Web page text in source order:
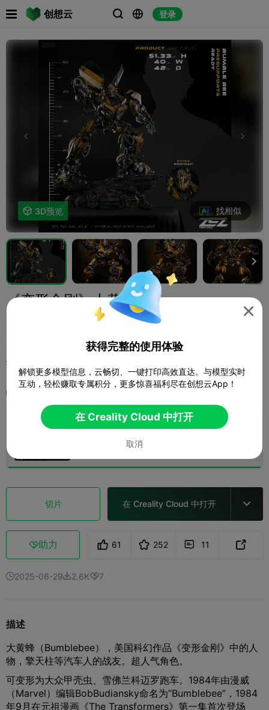
创想云   登录
 
 3D预览 找相似

《变形金刚》大黄蜂
打印配置 (1)
0.2mm layer, 2 walls, 15% infill
切片 在 Creality Cloud 中打开 
助力 61 252  11 
2025-06-292.6K7
描述
大黄蜂（Bumblebee），美国科幻作品《变形金刚》中的人
物，擎天柱等汽车人的战友。超人气角色。
可变形为大众甲壳虫、雪佛兰科迈罗跑车。1984年由漫威
（Marvel）编辑BobBudiansky命名为“Bumblebee”，1984
年9月在元祖漫画《The Transformers》第一集首次登场

获得完整的使用体验
解锁更多模型信息，云畅切、一键打印高效直达。与模型实时
互动，轻松赚取专属积分，更多惊喜福利尽在创想云App！
在 Creality Cloud 中打开
取消